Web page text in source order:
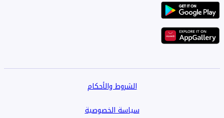
الشروط والأحكام
سياسة الخصوصية